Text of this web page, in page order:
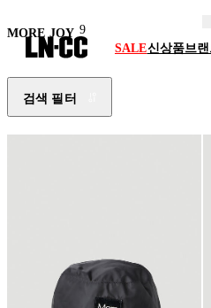
SALE신상품브
MORE JOY 9
검색 필터